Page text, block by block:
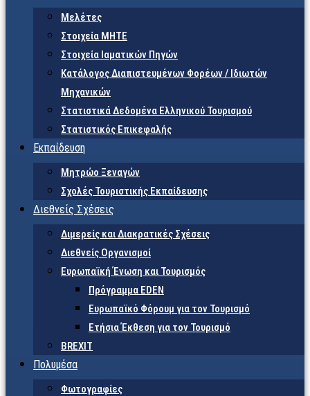
Μελέτες
Στοιχεία ΜΗΤΕ
Στοιχεία Ιαματικών Πηγών
Κατάλογος Διαπιστευμένων Φορέων / Ιδιωτών
Μηχανικών
Στατιστικά Δεδομένα Ελληνικού Τουρισμού
Στατιστικός Επικεφαλής
Εκπαίδευση
Μητρώο Ξεναγών
Σχολές Τουριστικής Εκπαίδευσης
Διεθνείς Σχέσεις
Διμερείς και Διακρατικές Σχέσεις
Διεθνείς Οργανισμοί
Ευρωπαϊκή Ένωση και Τουρισμός
Πρόγραμμα EDEN
Ευρωπαϊκό Φόρουμ για τον Τουρισμό
Ετήσια Έκθεση για τον Τουρισμό
BREXIT
Πολυμέσα
Φωτογραφίες